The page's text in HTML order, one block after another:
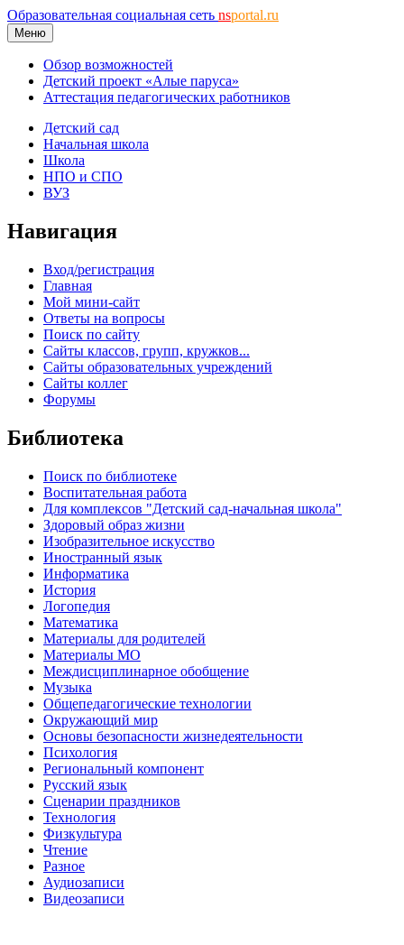
Образовательная социальная сеть nsportal.ru
Меню
Обзор возможностей
Детский проект «Алые паруса»
Аттестация педагогических работников
Детский сад
Начальная школа
Школа
НПО и СПО
ВУЗ
Навигация
Вход/регистрация
Главная
Мой мини-сайт
Ответы на вопросы
Поиск по сайту
Сайты классов, групп, кружков...
Сайты образовательных учреждений
Сайты коллег
Форумы
Библиотека
Поиск по библиотеке
Воспитательная работа
Для комплексов "Детский сад-начальная школа"
Здоровый образ жизни
Изобразительное искусство
Иностранный язык
Информатика
История
Логопедия
Математика
Материалы для родителей
Материалы МО
Междисциплинарное обобщение
Музыка
Общепедагогические технологии
Окружающий мир
Основы безопасности жизнедеятельности
Психология
Региональный компонент
Русский язык
Сценарии праздников
Технология
Физкультура
Чтение
Разное
Аудиозаписи
Видеозаписи